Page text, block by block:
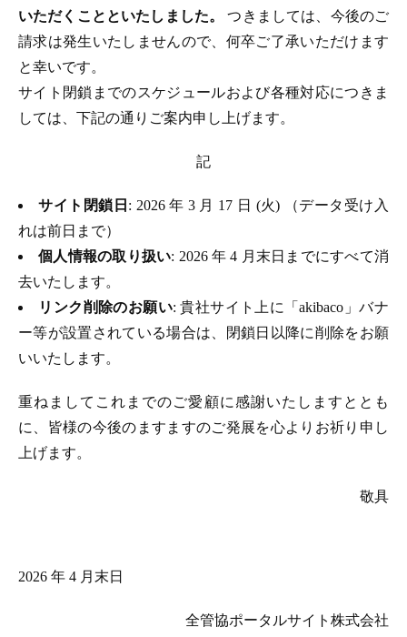
いただくことといたしました。つきましては、今後のご
請求は発生いたしませんので、何卒ご了承いただけます
と幸いです。
サイト閉鎖までのスケジュールおよび各種対応につきま
しては、下記の通りご案内申し上げます。
記
サイト閉鎖日 : 2026 年 3 月 17 日 (火) （データ受け入
れは前日まで）
個人情報の取り扱い: 2026 年 4 月末日までにすべて消
去いたします。
リンク削除のお願い: 貴社サイト上に「akibaco」バナ
ー等が設置されている場合は、閉鎖日以降に削除をお願
いいたします。
重ねましてこれまでのご愛顧に感謝いたしますととも
に、皆様の今後のますますのご発展を心よりお祈り申し
上げます。
敬具
2026 年 4 月末日
全管協ポータルサイト株式会社